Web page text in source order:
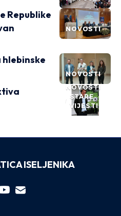
NOVOSTI
Republike
NOVOSTI
NOVOSTI
STARE
VIJESTI
ISELJENIKA